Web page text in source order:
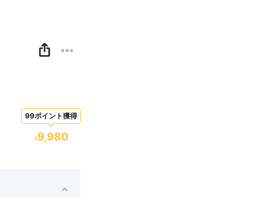
99ポイント獲得
¥9,980